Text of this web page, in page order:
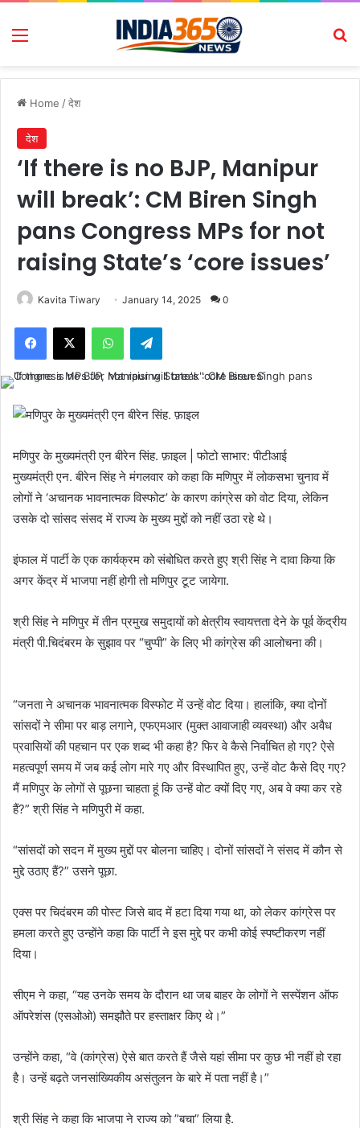
Menu
Home /देश
देश
‘If there is no BJP, Manipur
will break’: CM Biren Singh
pans Congress MPs for not
raising State’s ‘core issues’
Kavita Tiwary January 14, 2025 0
Facebook
X WhatsAppTelegram
मणिपुर के मुख्यमंत्री एन बीरेन सिंह. फ़ाइल | फोटो साभार: पीटीआई
मुख्यमंत्री एन. बीरेन सिंह ने मंगलवार को कहा कि मणिपुर में लोकसभा चुनाव में
लोगों ने ‘अचानक भावनात्मक विस्फोट’ के कारण कांग्रेस को वोट दिया, लेकिन
उसके दो सांसद संसद में राज्य के मुख्य मुद्दों को नहीं उठा रहे थे।
इंफाल में पार्टी के एक कार्यक्रम को संबोधित करते हुए श्री सिंह ने दावा किया कि
अगर केंद्र में भाजपा नहीं होगी तो मणिपुर टूट जायेगा.
श्री सिंह ने मणिपुर में तीन प्रमुख समुदायों को क्षेत्रीय स्वायत्तता देने के पूर्व केंद्रीय
मंत्री पी.चिदंबरम के सुझाव पर “चुप्पी” के लिए भी कांग्रेस की आलोचना की।
“जनता ने अचानक भावनात्मक विस्फोट में उन्हें वोट दिया। हालांकि, क्या दोनों
सांसदों ने सीमा पर बाड़ लगाने, एफएमआर (मुक्त आवाजाही व्यवस्था) और अवैध
प्रवासियों की पहचान पर एक शब्द भी कहा है? फिर वे कैसे निर्वाचित हो गए? ऐसे
महत्वपूर्ण समय में जब कई लोग मारे गए और विस्थापित हुए, उन्हें वोट कैसे दिए गए?
मैं मणिपुर के लोगों से पूछना चाहता हूं कि उन्हें वोट क्यों दिए गए, अब वे क्या कर रहे
हैं?” श्री सिंह ने मणिपुरी में कहा.
“सांसदों को सदन में मुख्य मुद्दों पर बोलना चाहिए। दोनों सांसदों ने संसद में कौन से
मुद्दे उठाए हैं?” उसने पूछा.
एक्स पर चिदंबरम की पोस्ट जिसे बाद में हटा दिया गया था, को लेकर कांग्रेस पर
हमला करते हुए उन्होंने कहा कि पार्टी ने इस मुद्दे पर कभी कोई स्पष्टीकरण नहीं
दिया।
सीएम ने कहा, “यह उनके समय के दौरान था जब बाहर के लोगों ने सस्पेंशन ऑफ
ऑपरेशंस (एसओओ) समझौते पर हस्ताक्षर किए थे।”
उन्होंने कहा, “वे (कांग्रेस) ऐसे बात करते हैं जैसे यहां सीमा पर कुछ भी नहीं हो रहा
है। उन्हें बढ़ते जनसांख्यिकीय असंतुलन के बारे में पता नहीं है।”
श्री सिंह ने कहा कि भाजपा ने राज्य को ”बचा” लिया है.